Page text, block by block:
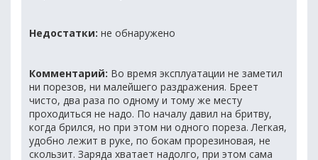
Недостатки: не обнаружено
Комментарий: Во время эксплуатации не заметил
ни порезов, ни малейшего раздражения. Бреет
чисто, два раза по одному и тому же месту
проходиться не надо. По началу давил на бритву,
когда брился, но при этом ни одного пореза. Легкая,
удобно лежит в руке, по бокам прорезиновая, не
скользит. Заряда хватает надолго, при этом сама